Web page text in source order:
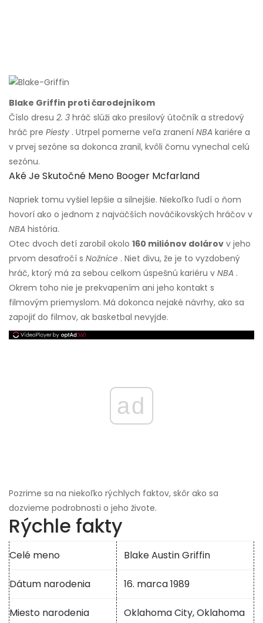
Blake Griffin proti čarodejníkom
Číslo dresu 2. 3 hráč slúži ako presilový útočník a stredový
hráč pre Piesty . Utrpel pomerne veľa zranení NBA kariére a
v prvej sezóne sa dokonca zranil, kvôli čomu vynechal celú
sezónu.
Aké Je Skutočné Meno Booger Mcfarland
Napriek tomu vyšiel lepšie a silnejšie. Niekoľko ľudí o ňom
hovorí ako o jednom z najväčších nováčikovských hráčov v
NBA história.
Otec dvoch detí zarobil okolo 160 miliónov dolárov v jeho
prvom desaťročí s Nožnice . Niet divu, že je to vyzdobený
hráč, ktorý má za sebou celkom úspešnú kariéru v NBA .
Okrem toho nie je prekvapením ani jeho kontakt s
filmovým priemyslom. Má dokonca nejaké návrhy, ako sa
zapojiť do filmov, ak basketbal nevyjde.
ad
Pozrime sa na niekoľko rýchlych faktov, skôr ako sa
dozvieme podrobnosti o jeho živote.
Rýchle fakty
Celé meno Blake Austin Griffin
Dátum narodenia 16. marca 1989
Miesto narodenia Oklahoma City, Oklahoma